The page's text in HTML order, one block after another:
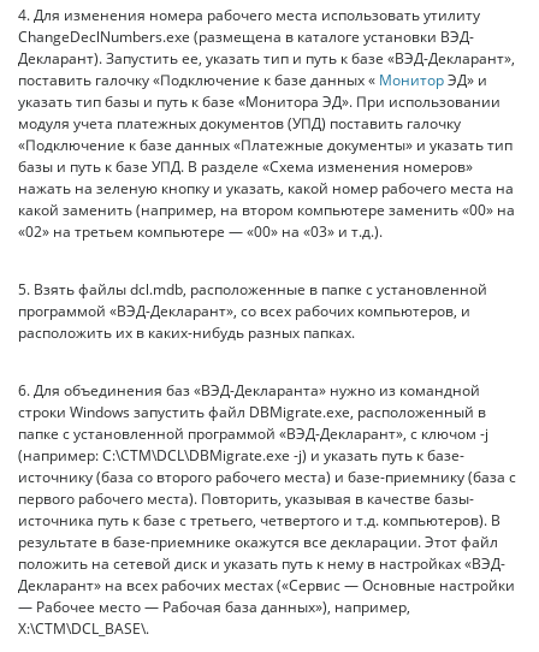
4. Для изменения номера рабочего места использовать утилиту
ChangeDeclNumbers.exe (размещена в каталоге установки ВЭД-
Декларант). Запустить ее, указать тип и путь к базе «ВЭД-Декларант»,
поставить галочку «Подключение к базе данных « МониторЭД» и
указать тип базы и путь к базе «Монитора ЭД». При использовании
модуля учета платежных документов (УПД) поставить галочку
«Подключение к базе данных «Платежные документы» и указать тип
базы и путь к базе УПД. В разделе «Схема изменения номеров»
нажать на зеленую кнопку и указать, какой номер рабочего места на
какой заменить (например, на втором компьютере заменить «00» на
«02» на третьем компьютере — «00» на «03» и т.д.).
5. Взять файлы dcl.mdb, расположенные в папке с установленной
программой «ВЭД-Декларант», со всех рабочих компьютеров, и
расположить их в каких-нибудь разных папках.
6. Для объединения баз «ВЭД-Декларанта» нужно из командной
строки Windows запустить файл DBMigrate.exe, расположенный в
папке с установленной программой «ВЭД-Декларант», с ключом -j
(например: C:\CTM\DCL\DBMigrate.exe -j) и указать путь к базе-
источнику (база со второго рабочего места) и базе-приемнику (база с
первого рабочего места). Повторить, указывая в качестве базы-
источника путь к базе с третьего, четвертого и т.д. компьютеров). В
результате в базе-приемнике окажутся все декларации. Этот файл
положить на сетевой диск и указать путь к нему в настройках «ВЭД-
Декларант» на всех рабочих местах («Сервис — Основные настройки
— Рабочее место — Рабочая база данных»), например,
X:\CTM\DCL_BASE\.